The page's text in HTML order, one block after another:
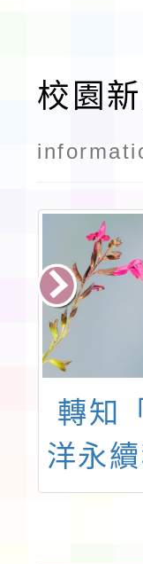
校園
轉知
洋永
工